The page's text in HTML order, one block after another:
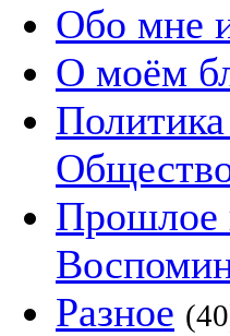
Обо мне
О моём
Прошлое
Разное